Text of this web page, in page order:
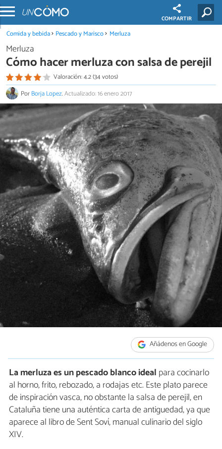
COMPARTIR
Comida y bebida Pescado y Marisco Merluza
Merluza
Cómo hacer merluza con salsa de perejil
Valoración: 4.2 (34 votos)
PorBorja Lopez.Actualizado: 16 enero 2017
Añádenos en Google
La merluza es un pescado blanco ideal para cocinarlo
al horno, frito, rebozado, a rodajas etc. Este plato parece
de inspiración vasca, no obstante la salsa de perejil, en
Cataluña tiene una auténtica carta de antiguedad, ya que
aparece al libro de Sent Soví, manual culinario del siglo
XIV.